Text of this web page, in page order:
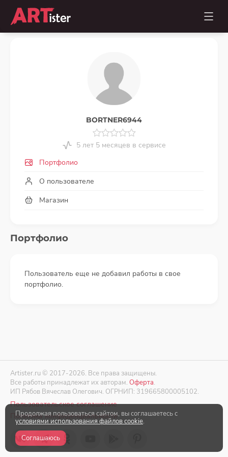
BORTNER6944
5 лет 5 месяцев в сервисе
Портфолио
О пользователе
Магазин
Портфолио
Пользователь еще не добавил работы в свое
портфолио.
Artister.ru © 2017-2026. Все права защищены.
Все работы принадлежат их авторам. Оферта.
ИП Рябов Вячеслав Олегович. ОГРНИП: 319665800005102.
Пользовательское соглашение
Политика конфиденциальности
Продолжая пользоваться сайтом, вы соглашаетесь с
условиями использования файлов cookie.
Соглашаюсь